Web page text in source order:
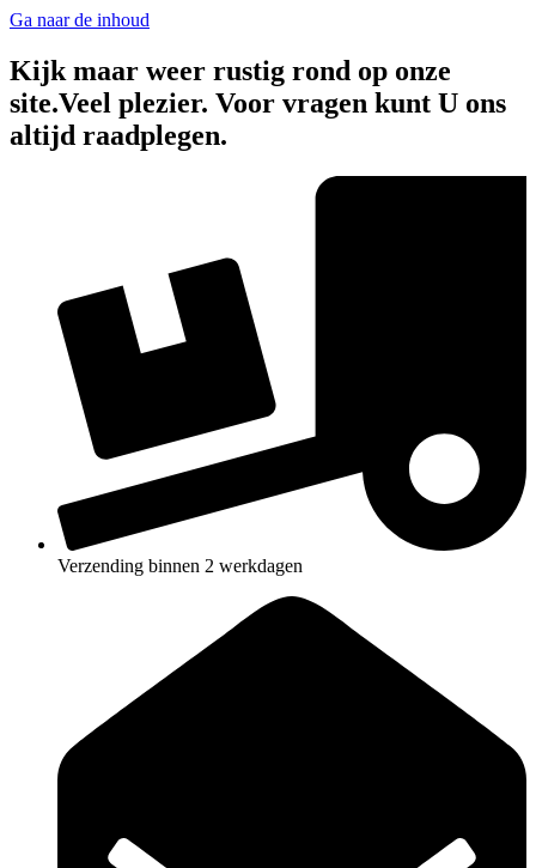
Ga naar de inhoud
Kijk maar weer rustig rond op onze
site.Veel plezier. Voor vragen kunt U ons
altijd raadplegen.
Verzending binnen 2 werkdagen